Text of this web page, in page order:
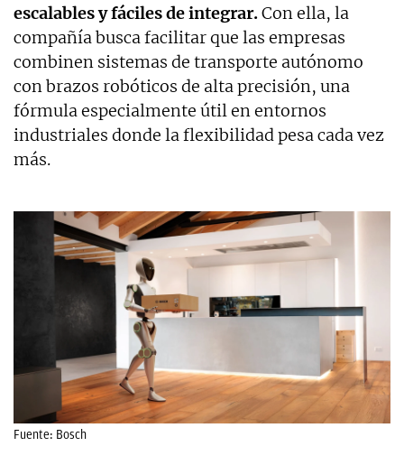
escalables y fáciles de integrar.Con ella, la
compañía busca facilitar que las empresas
combinen sistemas de transporte autónomo
con brazos robóticos de alta precisión, una
fórmula especialmente útil en entornos
industriales donde la flexibilidad pesa cada vez
más.
Fuente: Bosch